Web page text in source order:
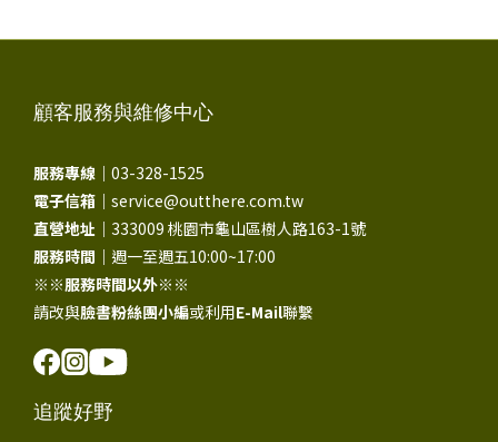
顧客服務與維修中心
服務專線｜ 03-328-1525
電子信箱｜ service@outthere.com.tw
直營地址｜ 333009 桃園市龜山區樹人路163-1號
服務時間｜ 週一至週五10:00~17:00
※※服務時間以外※※
請改與臉書粉絲團小編或利用E-Mail聯繫
追蹤好野